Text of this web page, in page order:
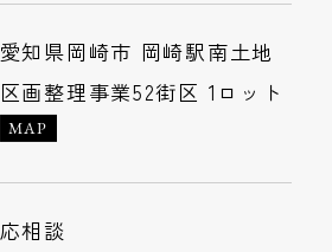
愛知県岡崎市 岡崎駅南土地
区画整理事業52街区 1ロット
MAP
応相談